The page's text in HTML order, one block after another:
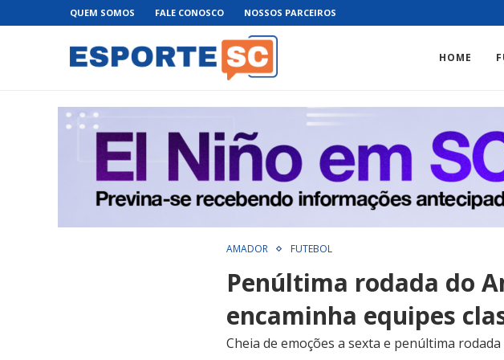
QUEM SOMOS FALE CONOSCO NOSSOS PARCEIROS
HOME
AMADOR FUTEBOL
Penúltima rodada do
encaminha equipes
Cheia de emoções a sexta e penúltima